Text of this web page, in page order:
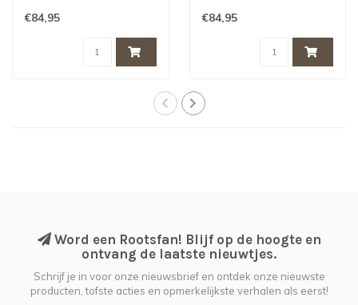
€84,95 €84,95
Word een Rootsfan! Blijf op de hoogte en
ontvang de laatste nieuwtjes.
Schrijf je in voor onze nieuwsbrief en ontdek onze nieuwste
producten, tofste acties en opmerkelijkste verhalen als eerst!